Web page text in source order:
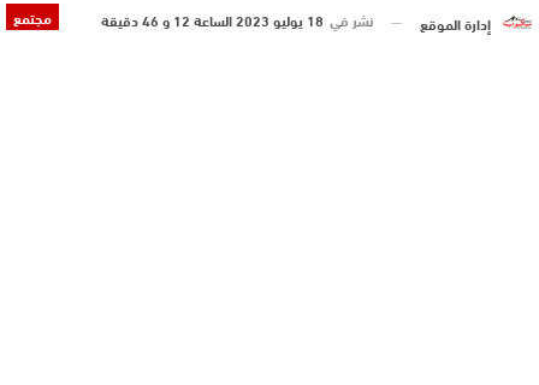
مجتمع إدارة الموقع نشر في 18 يوليو 2023 الساعة 12 و 46 دقيقة